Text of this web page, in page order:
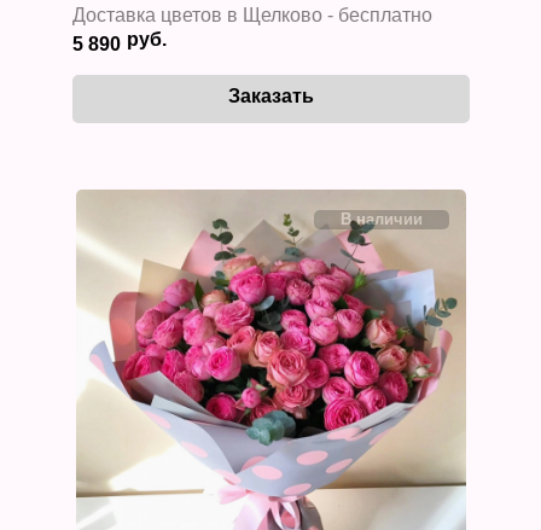
Доставка цветов в Щелково - бесплатно
5 890